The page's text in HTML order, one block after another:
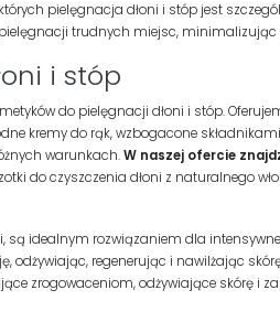
pielęgnacja dłoni i stóp jest
trudnych miejsc,
i stóp
do pielęgnacji dłoni i stóp.
kremy do rąk, wzbogacone
warunkach.W naszej ofercie
do czyszczenia dłoni z naturalnego
idealnym rozwiązaniem dla
regenerując i nawilżając
zrogowaceniom, odżywiające skórę i